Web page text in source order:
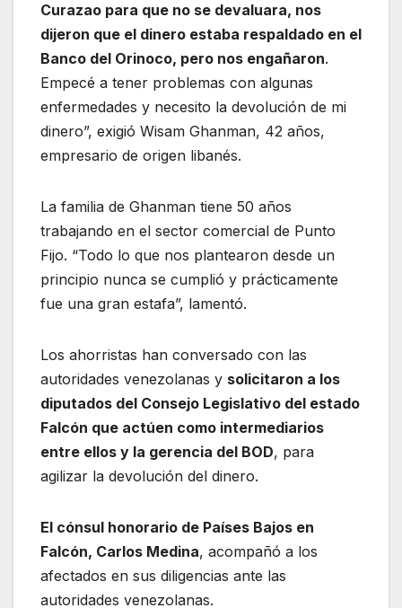
Curazao para que no se devaluara, nos
dijeron que el dinero estaba respaldado en el
Banco del Orinoco, pero nos engañaron.
Empecé a tener problemas con algunas
enfermedades y necesito la devolución de mi
dinero”, exigió Wisam Ghanman, 42 años,
empresario de origen libanés.
La familia de Ghanman tiene 50 años
trabajando en el sector comercial de Punto
Fijo. “Todo lo que nos plantearon desde un
principio nunca se cumplió y prácticamente
fue una gran estafa”, lamentó.
Los ahorristas han conversado con las
autoridades venezolanas y solicitaron a los
diputados del Consejo Legislativo del estado
Falcón que actúen como intermediarios
entre ellos y la gerencia del BOD, para
agilizar la devolución del dinero.
El cónsul honorario de Países Bajos en
Falcón, Carlos Medina, acompañó a los
afectados en sus diligencias ante las
autoridades venezolanas.